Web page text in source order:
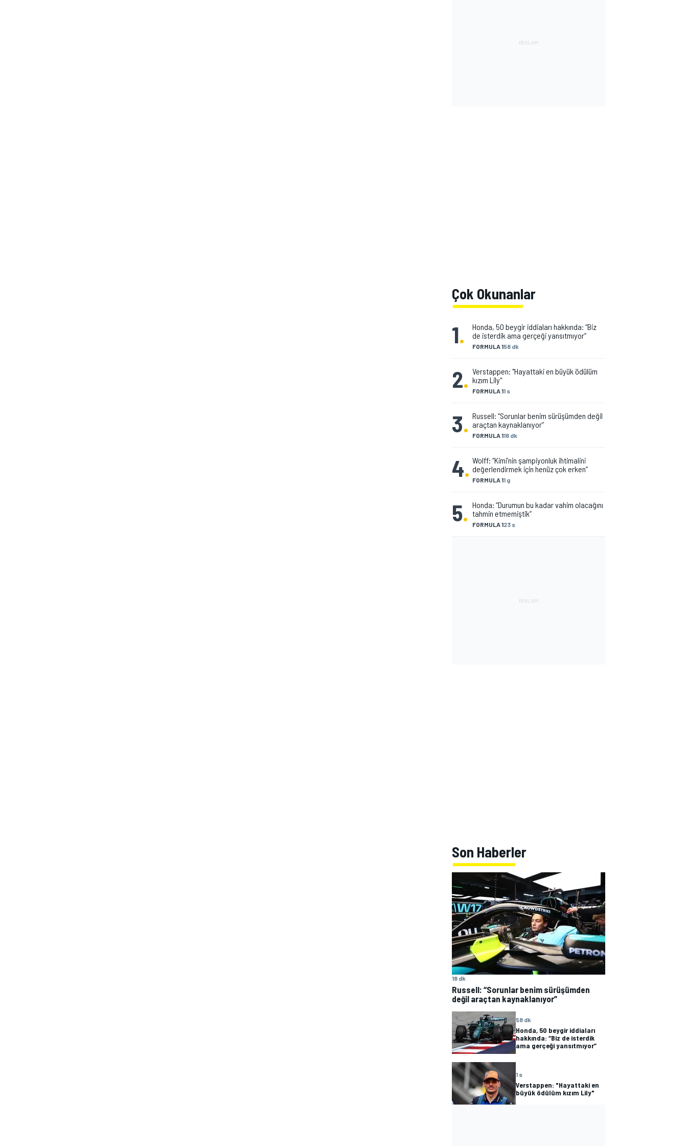
Çok Okunanlar
1. FORMULA 158 dk
Honda, 50 beygir iddiaları hakkında: “Biz
de isterdik ama gerçeği yansıtmıyor”
2. FORMULA 11 s
Verstappen: "Hayattaki en büyük ödülüm
kızım Lily"
3. FORMULA 118 dk
Russell: “Sorunlar benim sürüşümden değil
araçtan kaynaklanıyor”
4. FORMULA 11 g
Wolff: “Kimi’nin şampiyonluk ihtimalini
değerlendirmek için henüz çok erken”
5. FORMULA 123 s
Honda: “Durumun bu kadar vahim olacağını
tahmin etmemiştik”
Son Haberler
18 dk
Russell: “Sorunlar benim sürüşümden
değil araçtan kaynaklanıyor”
58 dk
Honda, 50 beygir iddiaları
hakkında: “Biz de isterdik
ama gerçeği yansıtmıyor”
1 s
Verstappen: "Hayattaki en
büyük ödülüm kızım Lily"